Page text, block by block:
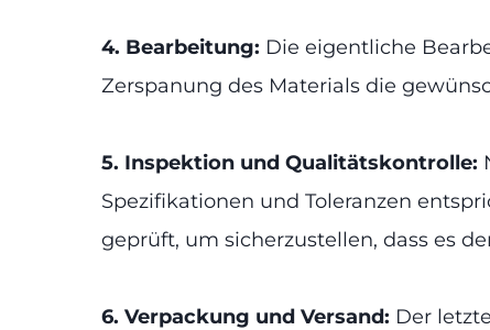
4. Bearbeitung: Die eigentliche
Zerspanung des Materials die
5. Inspektion und Qualitätskontrolle:
Spezifikationen und Toleranzen
geprüft, um sicherzustellen, dass es
6. Verpackung und Versand: Der